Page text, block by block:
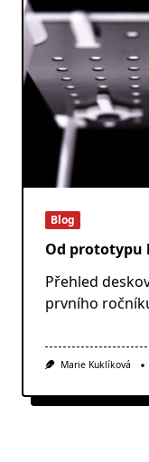
Blog
Od prototypu
Přehled
prvního
Marie Kuklíková